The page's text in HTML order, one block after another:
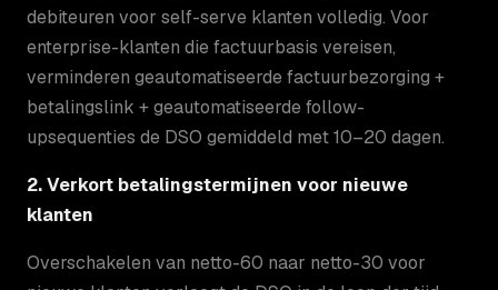
debiteuren voor self-serve klanten volledig. Voor
enterprise-klanten die factuurbasis vereisen,
verminderen geautomatiseerde factuurbezorging +
betalingslink + geautomatiseerde follow-
upsequenties de DSO gemiddeld met 10–20 dagen.
2. Verkort betalingstermijnen voor nieuwe
klanten
Overschakelen van netto-60 naar netto-30 voor